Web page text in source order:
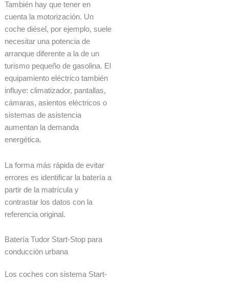
También hay que tener en
cuenta la motorización. Un
coche diésel, por ejemplo, suele
necesitar una potencia de
arranque diferente a la de un
turismo pequeño de gasolina. El
equipamiento eléctrico también
influye: climatizador, pantallas,
cámaras, asientos eléctricos o
sistemas de asistencia
aumentan la demanda
energética.
La forma más rápida de evitar
errores es identificar la batería a
partir de la matrícula y
contrastar los datos con la
referencia original.
Batería Tudor Start-Stop para
conducción urbana
Los coches con sistema Start-